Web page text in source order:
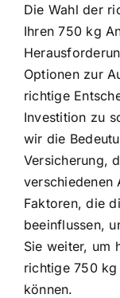
Die Wahl der
Ihren 750 kg
Optionen zur
richtige
Investition zu
wir die
Versicherung,
verschiedenen
Faktoren, die
beeinflussen,
Sie weiter, um
richtige 750 kg
können.